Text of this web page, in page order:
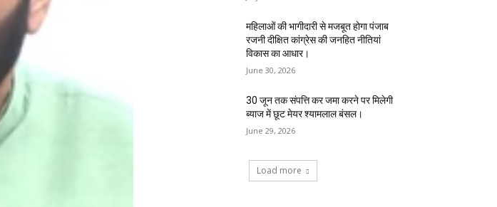
महिलाओं की भागीदारी से मजबूत होगा पंजाब
रजनी दीक्षित कांग्रेस की जनहित नीतियां
विकास का आधार।
June 30, 2026
30 जून तक संपत्ति कर जमा करने पर मिलेगी
ब्याज में छूट मेयर श्यामलाल बंसल।
June 29, 2026
Load more